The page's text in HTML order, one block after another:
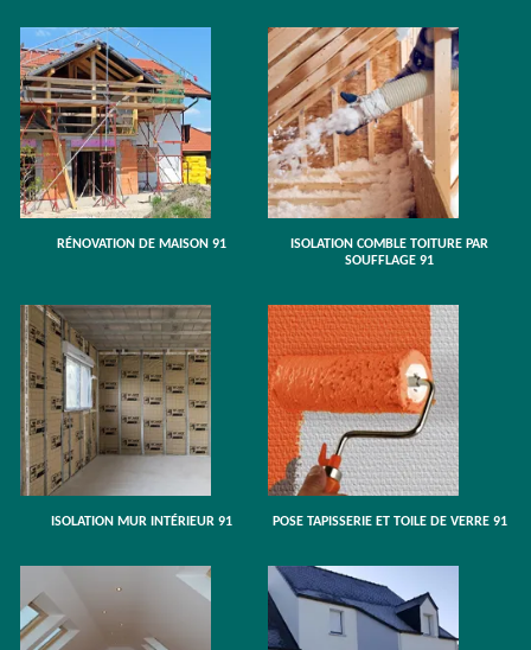
RÉNOVATION DE MAISON 91
ISOLATION COMBLE TOITURE PAR
SOUFFLAGE 91
ISOLATION MUR INTÉRIEUR 91 POSE TAPISSERIE ET TOILE DE VERRE 91